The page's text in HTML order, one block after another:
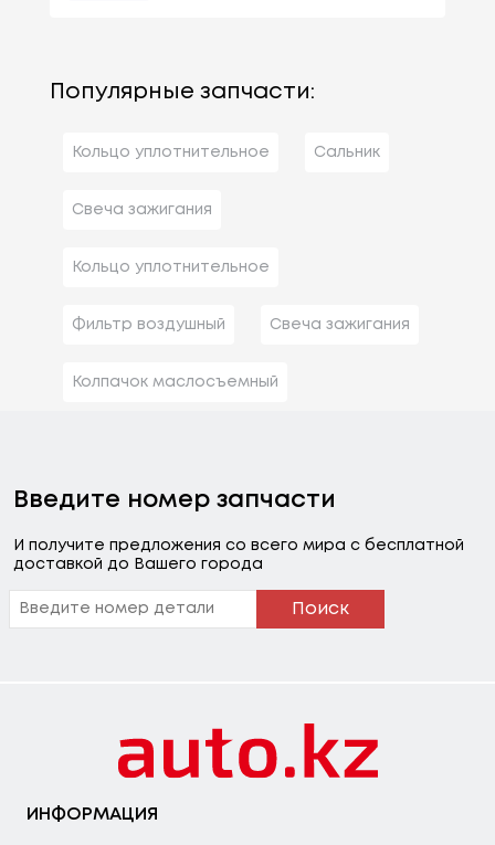
Популярные запчасти:
Кольцо уплотнительное Сальник
Свеча зажигания
Кольцо уплотнительное
Фильтр воздушный Свеча зажигания
Колпачок маслосъемный
Введите номер запчасти
И получите предложения со всего мира с бесплатной
доставкой до Вашего города
Поиск
ИНФОРМАЦИЯ